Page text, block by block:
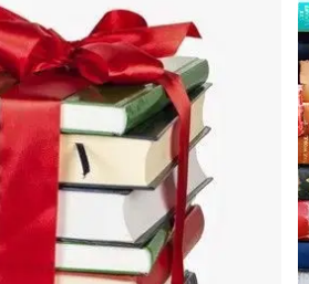
15
del
15